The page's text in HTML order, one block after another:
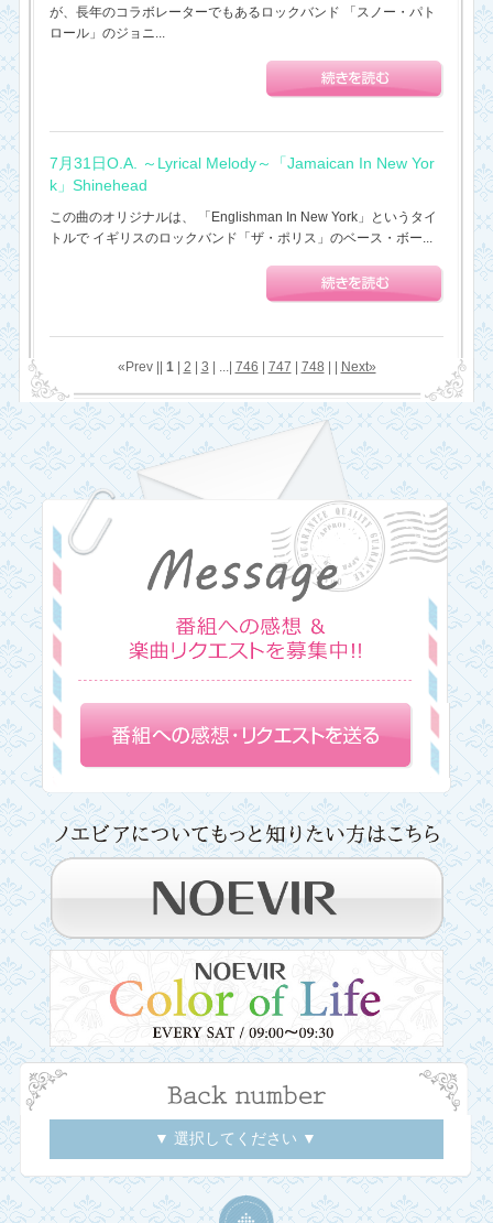
が、長年のコラボレーターでもあるロックバンド 「スノー・パト
ロール」のジョニ...
7月31日O.A. ～Lyrical Melody～「Jamaican In New Yor
k」Shinehead
この曲のオリジナルは、 「Englishman In New York」というタイ
トルで イギリスのロックバンド「ザ・ポリス」のベース・ボー...
«Prev || 1| 2 3 | ...| 746 747 748 Next»